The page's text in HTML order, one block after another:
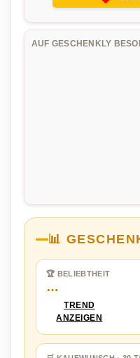
AUF GESCHENKLY
📊
🏆 BELIEBTHEIT
…
TREND
ANZEIGEN